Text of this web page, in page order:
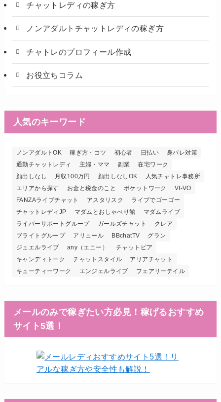
チャットレディの稼ぎ方
ノンアダルトチャットレディの稼ぎ方
チャトレのプロフィール作成
お役立ちコラム
人気のキーワード
ノンアダルトOK 稼ぎ方・コツ 初心者 日払い
身バレ対策
通勤チャットレディ
主婦・ママ 副業
在宅ワーク
顔出しなし
月収100万円 顔出しなしOK
人気チャトレ事務所
エリアから探す
お金と税金のこと ポケットワーク
VI-VO
FANZAライブチャット
アスタリスク
ライブでゴーゴー
チャットレディJP
マダムとおしゃべり館
マダムライブ
ライバーサポートグループ
ガールズチャット
クレア
ブライトグループ
アリュール BBchatTV
グラン
ジュエルライブ
any（エニー）
チャットピア
キャンディトーク
チャットスタイル
アリアチャット
キューティーワーク
エンジェルライブ フェアリーテイル
メールのみで稼ぎたい方必見！稼げるおすすめ
サイト5選！